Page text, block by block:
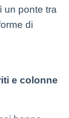
un ponte tra
di
e colonne